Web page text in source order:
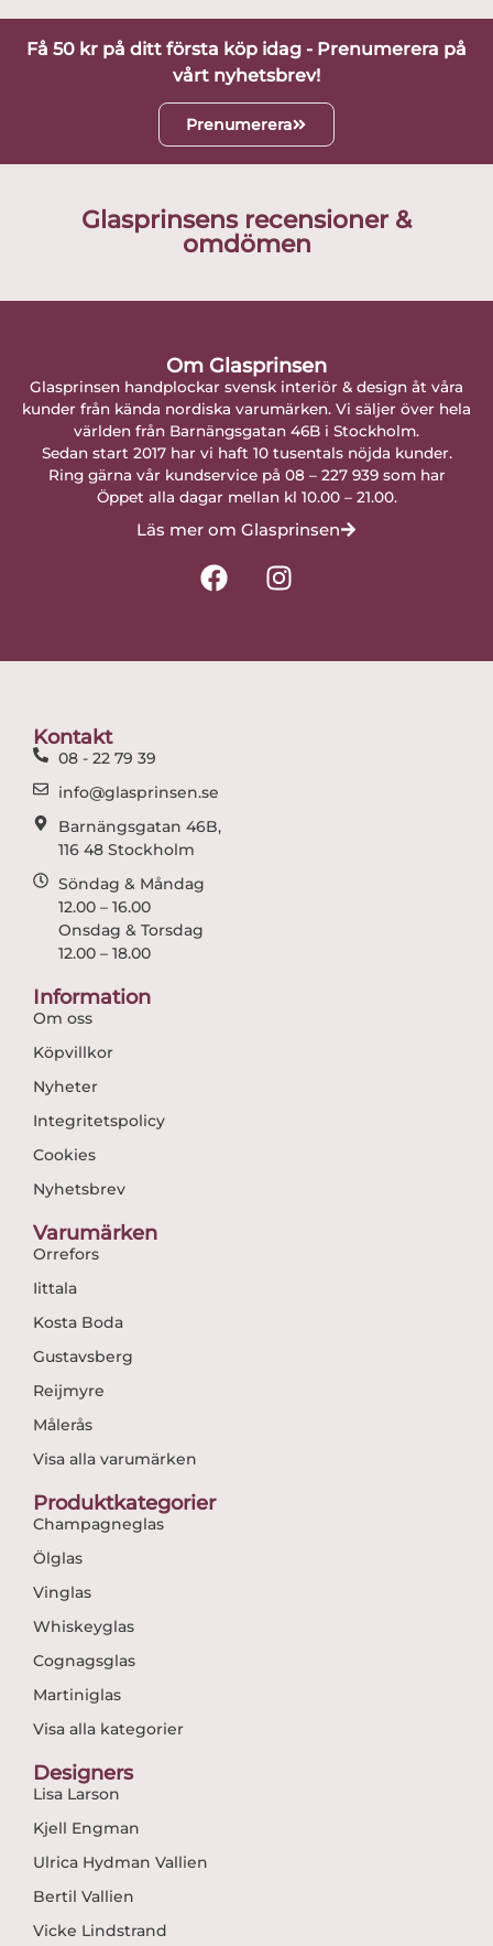
Få 50 kr på ditt första köp idag - Prenumerera på
vårt nyhetsbrev!
Prenumerera
Glasprinsens recensioner &
omdömen
Om Glasprinsen
Glasprinsen handplockar svensk interiör & design åt våra
kunder från kända nordiska varumärken. Vi säljer över hela
världen från Barnängsgatan 46B i Stockholm.
Sedan start 2017 har vi haft 10 tusentals nöjda kunder.
Ring gärna vår kundservice på 08 – 227 939 som har
Öppet alla dagar mellan kl 10.00 – 21.00.
Läs mer om Glasprinsen
F
a
I
n
Kontakt
08 - 22 79 39
info@glasprinsen.se
Barnängsgatan 46B,
116 48 Stockholm
Söndag & Måndag
12.00 – 16.00
Onsdag & Torsdag
12.00 – 18.00
Information
Om oss
Köpvillkor
Nyheter
Integritetspolicy
Cookies
Nyhetsbrev
Varumärken
Orrefors
Iittala
Kosta Boda
Gustavsberg
Reijmyre
Målerås
Visa alla varumärken
Produktkategorier
Champagneglas
Ölglas
Vinglas
Whiskeyglas
Cognagsglas
Martiniglas
Visa alla kategorier
Designers
Lisa Larson
Kjell Engman
Ulrica Hydman Vallien
Bertil Vallien
Vicke Lindstrand